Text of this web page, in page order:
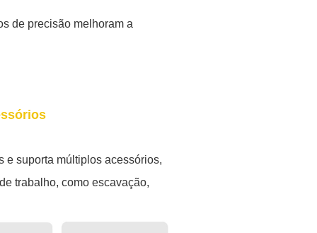
de precisão melhoram a
e suporta múltiplos acessórios,
trabalho, como escavação,